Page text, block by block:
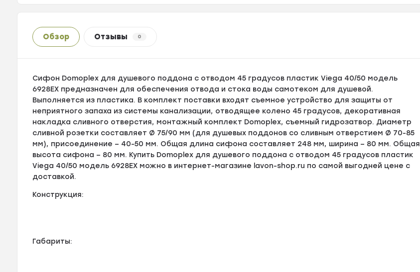
Обзор Отзывы 0
Сифон Domoplex для душевого поддона с отводом 45 градусов пластик Viega 40/50 модель
6928EX предназначен для обеспечения отвода и стока воды самотеком для душевой.
Выполняется из пластика. В комплект поставки входят съемное устройство для защиты от
неприятного запаха из системы канализации, отводящее колено 45 градусов, декоративная
накладка сливного отверстия, монтажный комплект Domoplex, съемный гидрозатвор. Диаметр
сливной розетки составляет Ø 75/90 мм (для душевых поддонов со сливным отверстием Ø 70-85
мм), присоединение – 40-50 мм. Общая длина сифона составляет 248 мм, ширина – 80 мм. Общая
высота сифона – 80 мм. Купить Domoplex для душевого поддона с отводом 45 градусов пластик
Viega 40/50 модель 6928EX можно в интернет-магазине lavon-shop.ru по самой выгодней цене с
доставкой.
Конструкция:
Габариты: